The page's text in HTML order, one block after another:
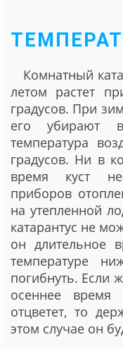
Комнатный
летом растет
градусов. При
его убирают
температура
градусов. Ни в
время куст
приборов
на утепленной
катарантус не
он длительное
температуре
погибнуть. Если
осеннее время
отцветет, то
этом случае он